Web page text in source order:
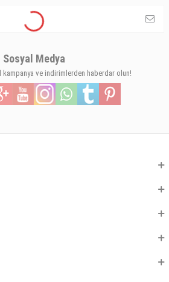
Sosyal Medya
kampanya ve indirimlerden haberdar olun!